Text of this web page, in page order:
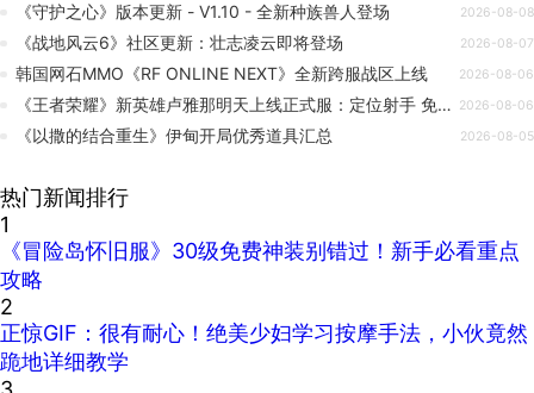
《守护之心》版本更新 - V1.10 - 全新种族兽人登场 2026-08-08
《战地风云6》社区更新：壮志凌云即将登场 2026-08-07
韩国网石MMO《RF ONLINE NEXT》全新跨服战区上线 2026-08-06
《王者荣耀》新英雄卢雅那明天上线正式服：定位射手 免费得 2026-08-06
《以撒的结合重生》伊甸开局优秀道具汇总 2026-08-05
热门新闻排行
1
《冒险岛怀旧服》30级免费神装别错过！新手必看重点
攻略
2
正惊GIF：很有耐心！绝美少妇学习按摩手法，小伙竟然
跪地详细教学